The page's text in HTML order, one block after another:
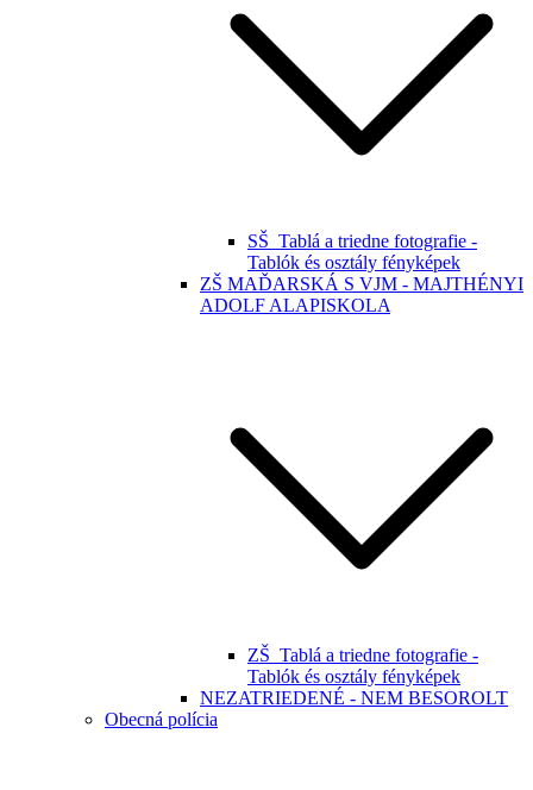
SŠ_Tablá a triedne fotografie -
Tablók és osztály fényképek
ZŠ MAĎARSKÁ S VJM - MAJTHÉNYI
ADOLF ALAPISKOLA
ZŠ_Tablá a triedne fotografie -
Tablók és osztály fényképek
NEZATRIEDENÉ - NEM BESOROLT
Obecná polícia